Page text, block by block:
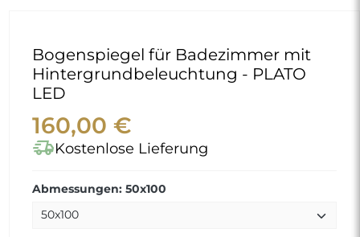
Bogenspiegel für Badezimmer mit
Hintergrundbeleuchtung - PLATO
LED
160,00 €
delivery_truck_speedKostenlose Lieferung
Abmessungen: 50x100